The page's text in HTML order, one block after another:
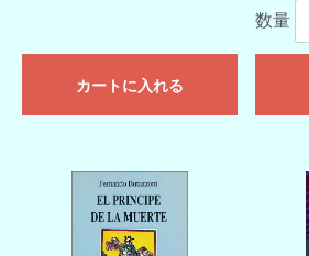
カートに入れる
数量